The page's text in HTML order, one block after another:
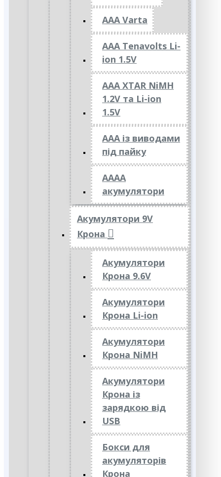
AAA Varta
AAA Tenavolts Li-
ion 1.5V
AAA XTAR NiMH
1.2V та Li-ion
1.5V
ААА із виводами
під пайку
АААА
акумулятори
Акумулятори 9V
Крона
Акумулятори
Крона 9.6V
Акумулятори
Крона Li-ion
Акумулятори
Крона NiMH
Акумулятори
Крона із
зарядкою від
USB
Бокси для
акумуляторів
Крона